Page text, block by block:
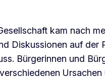
kam nach
Diskussionen auf der
Bürgerinnen und